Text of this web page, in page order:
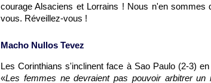
courage Alsaciens et Lorrains ! Nous n'en sommes
vous. Réveillez-vous !
Macho Nullos Tevez
Les Corinthians s'inclinent face à Sao Paulo (2-3)
«Les femmes ne devraient pas pouvoir arbitrer un